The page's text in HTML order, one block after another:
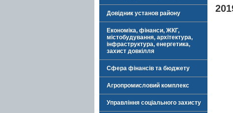
Довідник установ району
Економіка, фінанси, ЖКГ,
містобудування, архітектура,
інфраструктура, енергетика,
захист довкілля
Сфера фінансів та бюджету
Агропромисловий комплекс
Управління соціального захисту